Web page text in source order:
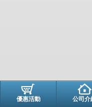
優惠活動 公司介